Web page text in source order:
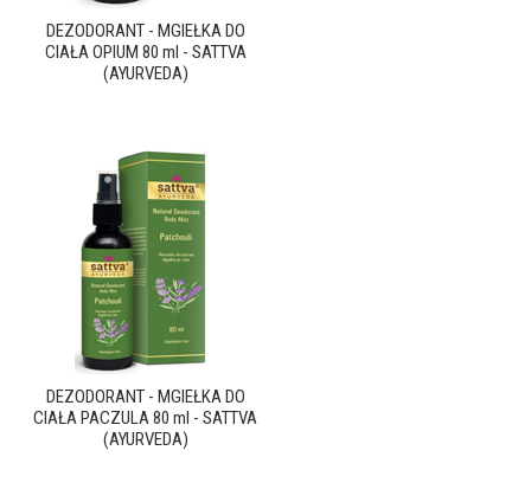
DEZODORANT - MGIEŁKA DO
CIAŁA OPIUM 80 ml - SATTVA
(AYURVEDA)
DEZODORANT - MGIEŁKA DO
CIAŁA PACZULA 80 ml - SATTVA
(AYURVEDA)